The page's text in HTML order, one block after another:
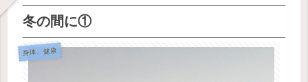
冬の間に①
身体、健康